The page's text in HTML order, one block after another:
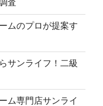
査
ムのプロが提案す
サンライフ！二級
ム専門店サンライ